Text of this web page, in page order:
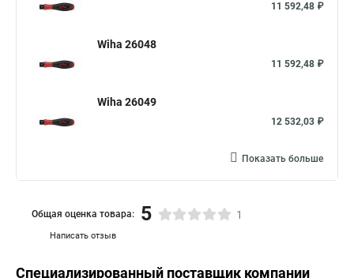
11 592,48 ₽
Wiha 26048
11 592,48 ₽
Wiha 26049
12 532,03 ₽
Показать больше
Написать отзыв
Общая оценка товара: 5 1
Специализированный поставщик компании